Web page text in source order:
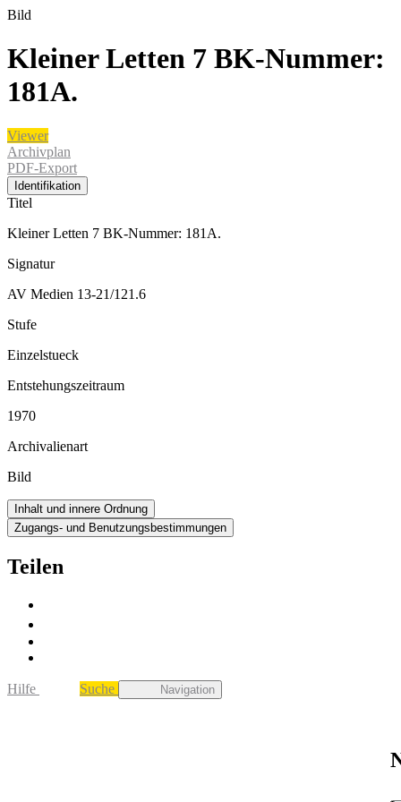
Bild
Kleiner Letten 7 BK-Nummer:
181A.
Viewer
Archivplan
PDF-Export
Identifikation
Titel
Kleiner Letten 7 BK-Nummer: 181A.
Signatur
AV Medien 13-21/121.6
Stufe
Einzelstueck
Entstehungszeitraum
1970
Archivalienart
Bild
Inhalt und innere Ordnung
Zugangs- und Benutzungsbestimmungen
Teilen
Hilfe Suche Navigation